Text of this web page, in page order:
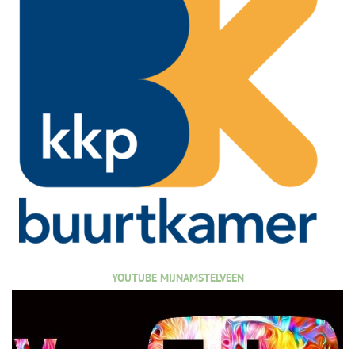
YOUTUBE MIJNAMSTELVEEN